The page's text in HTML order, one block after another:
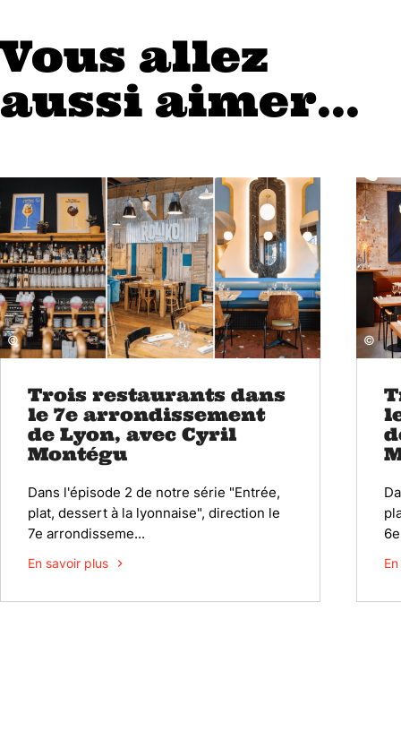
Vous allez
aussi aimer...
©
Trois restaurants dans
le 7e arrondissement
de Lyon, avec Cyril
Montégu
Dans l'épisode 2 de notre série "Entrée,
plat, dessert à la lyonnaise", direction le
7e arrondisseme...
En savoir plus
©